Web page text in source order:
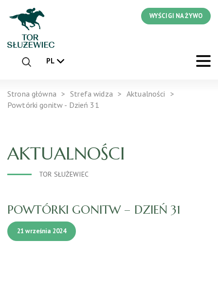
WYŚCIGI NA ŻYWO
PL
Strona główna Strefa widza
Aktualności
Powtórki gonitw - Dzień 31
AKTUALNOŚCI
TOR SŁUŻEWIEC
POWTÓRKI GONITW – DZIEŃ 31
21 września 2024